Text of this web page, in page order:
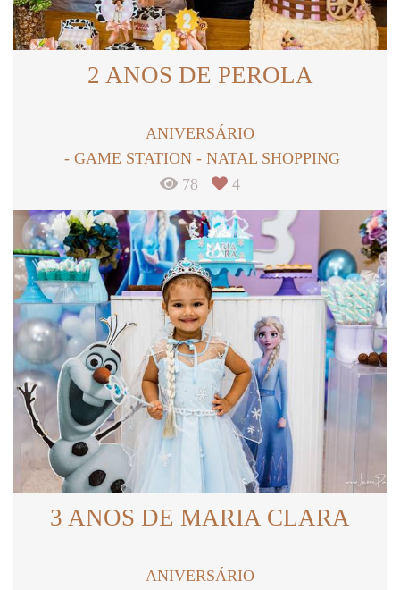
2 ANOS DE PEROLA
ANIVERSÁRIO
GAME STATION - NATAL SHOPPING
78
4
3 ANOS DE MARIA CLARA
ANIVERSÁRIO